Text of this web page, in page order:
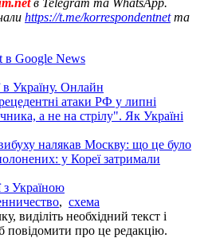
https://t.me/korrespondentnetта
в Google News
в Україну. Онлайн
атаки РФ у липні
а не на стрілу". Як Україні
налякав Москву: що це було
у Кореї затримали
з Україною
, схема
виділіть необхідний текст і
повідомити про це редакцію.